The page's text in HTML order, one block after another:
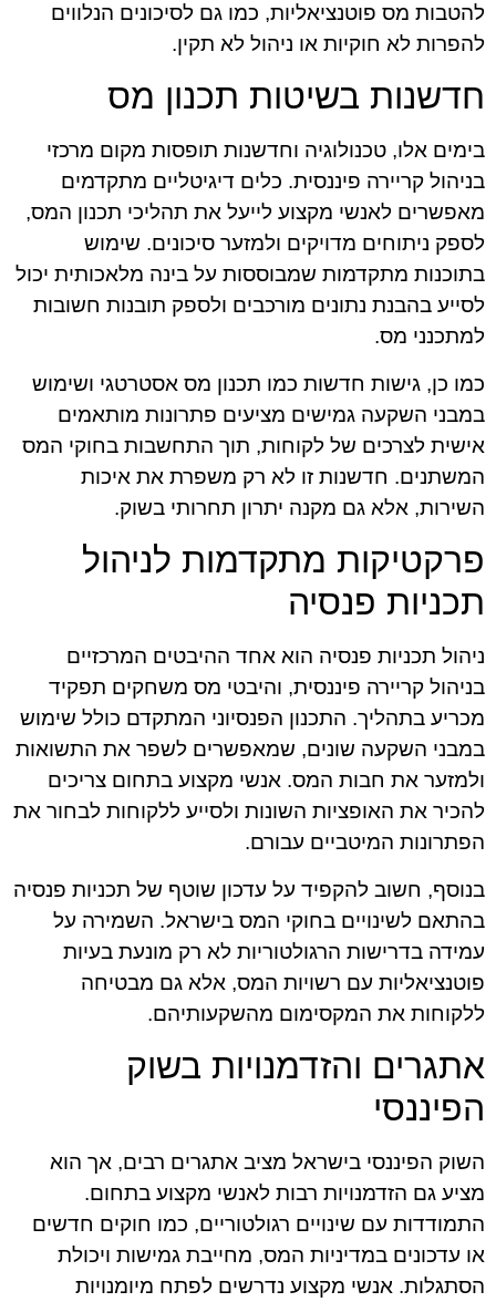
להטבות מס פוטנציאליות, כמו גם לסיכונים הנלווים
להפרות לא חוקיות או ניהול לא תקין.
חדשנות בשיטות תכנון מס
בימים אלו, טכנולוגיה וחדשנות תופסות מקום מרכזי
בניהול קריירה פיננסית. כלים דיגיטליים מתקדמים
מאפשרים לאנשי מקצוע לייעל את תהליכי תכנון המס,
לספק ניתוחים מדויקים ולמזער סיכונים. שימוש
בתוכנות מתקדמות שמבוססות על בינה מלאכותית יכול
לסייע בהבנת נתונים מורכבים ולספק תובנות חשובות
למתכנני מס.
כמו כן, גישות חדשות כמו תכנון מס אסטרטגי ושימוש
במבני השקעה גמישים מציעים פתרונות מותאמים
אישית לצרכים של לקוחות, תוך התחשבות בחוקי המס
המשתנים. חדשנות זו לא רק משפרת את איכות
השירות, אלא גם מקנה יתרון תחרותי בשוק.
פרקטיקות מתקדמות לניהול
תכניות פנסיה
ניהול תכניות פנסיה הוא אחד ההיבטים המרכזיים
בניהול קריירה פיננסית, והיבטי מס משחקים תפקיד
מכריע בתהליך. התכנון הפנסיוני המתקדם כולל שימוש
במבני השקעה שונים, שמאפשרים לשפר את התשואות
ולמזער את חבות המס. אנשי מקצוע בתחום צריכים
להכיר את האופציות השונות ולסייע ללקוחות לבחור את
הפתרונות המיטביים עבורם.
בנוסף, חשוב להקפיד על עדכון שוטף של תכניות פנסיה
בהתאם לשינויים בחוקי המס בישראל. השמירה על
עמידה בדרישות הרגולטוריות לא רק מונעת בעיות
פוטנציאליות עם רשויות המס, אלא גם מבטיחה
ללקוחות את המקסימום מהשקעותיהם.
אתגרים והזדמנויות בשוק
הפיננסי
השוק הפיננסי בישראל מציב אתגרים רבים, אך הוא
מציע גם הזדמנויות רבות לאנשי מקצוע בתחום.
התמודדות עם שינויים רגולטוריים, כמו חוקים חדשים
או עדכונים במדיניות המס, מחייבת גמישות ויכולת
הסתגלות. אנשי מקצוע נדרשים לפתח מיומנויות